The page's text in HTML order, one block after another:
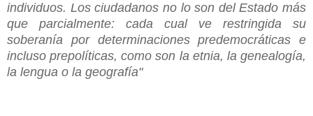
individuos. Los ciudadanos no lo son del Estado más
que parcialmente: cada cual ve restringida su
soberanía por determinaciones predemocráticas e
incluso prepolíticas, como son la etnia, la genealogía,
la lengua o la geografía"